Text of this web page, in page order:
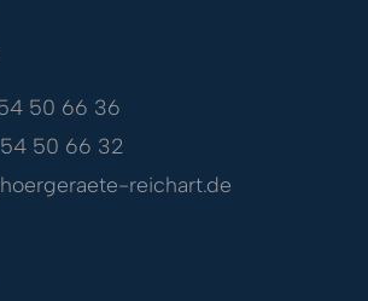
50 66 36
50 66 32
reichart.de